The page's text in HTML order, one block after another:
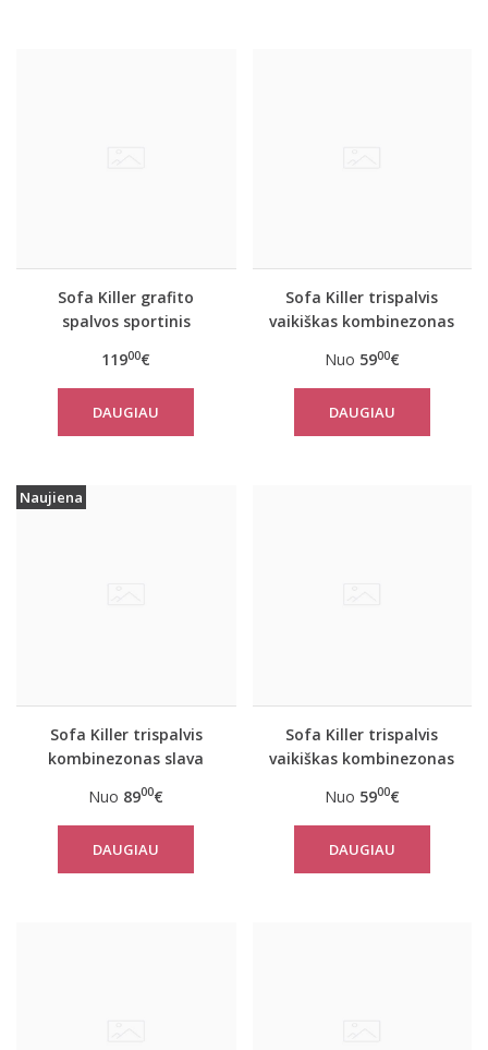
Sofa Killer grafito
spalvos sportinis
juostom
11900€
DAUGIAU
Sofa Killer trispalvis
vaikiškas kombinezonas
Nuo 5900€
DAUGIAU
Naujiena
Sofa Killer trispalvis
kombinezonas slava
Nuo 8900€
DAUGIAU
Sofa Killer trispalvis
vaikiškas kombinezonas
Nuo 5900€
DAUGIAU